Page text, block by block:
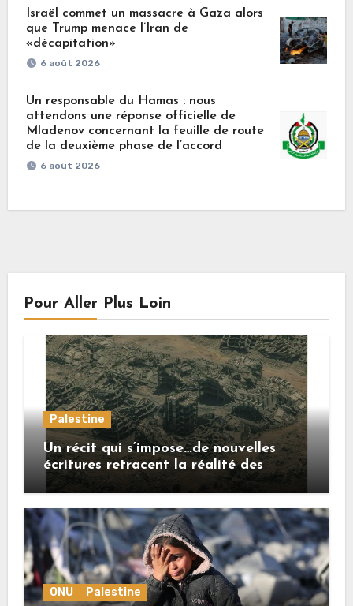
Israël commet un massacre à Gaza alors
que Trump menace l’Iran de
«décapitation»
6 août 2026
Un responsable du Hamas : nous
attendons une réponse officielle de
Mladenov concernant la feuille de route
de la deuxième phase de l’accord
6 août 2026
Pour Aller Plus Loin
Palestine
Un récit qui s’impose…de nouvelles
écritures retracent la réalité des
crimes sionistes à Gaza
ONU Palestine